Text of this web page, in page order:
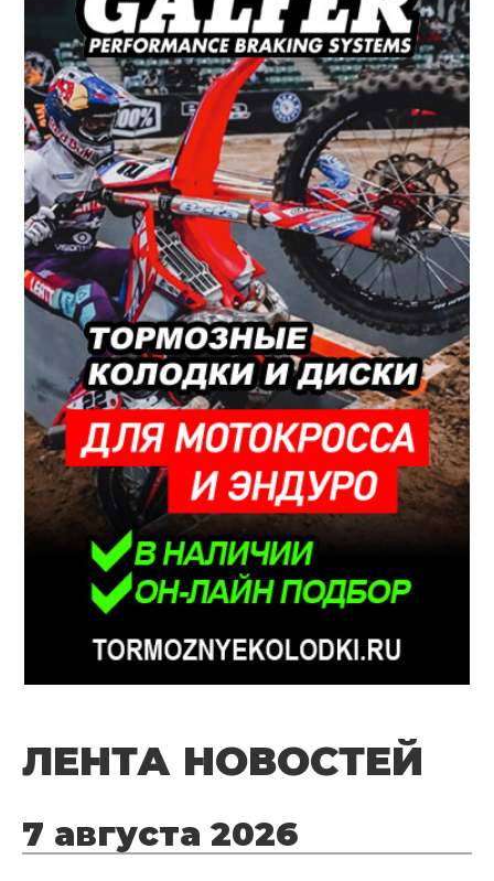
ЛЕНТА НОВОСТЕЙ
7 августа 2026